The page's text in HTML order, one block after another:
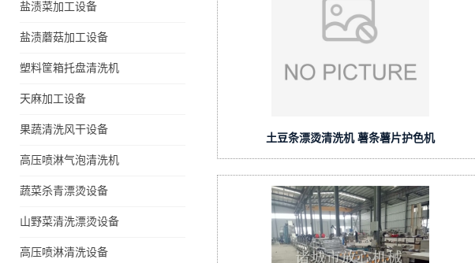
盐渍菜加工设备
盐渍蘑菇加工设备
塑料筐箱托盘清洗机
天麻加工设备
果蔬清洗风干设备
高压喷淋气泡清洗机
蔬菜杀青漂烫设备
山野菜清洗漂烫设备
高压喷淋清洗设备
土豆条漂烫清洗机 薯条薯片护色机